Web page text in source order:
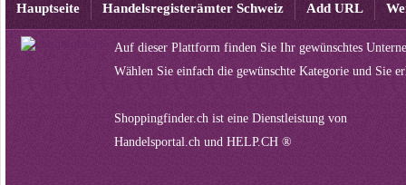
Hauptseite Handelsregisterämter Schweiz Add URL
Auf dieser Plattform finden Sie Ihr gewünschtes
Wählen Sie einfach die gewünschte Kategorie und Sie
Shoppingfinder.ch ist eine Dienstleistung von
Handelsportal.ch und HELP.CH ®